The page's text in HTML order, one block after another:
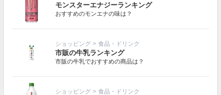
モンスターエナジーランキング
おすすめのモンエナの味は？
ショッピング > 食品・ドリンク
市販の牛乳ランキング
市販の牛乳でおすすめの商品は？
ショッピング > 食品・ドリンク